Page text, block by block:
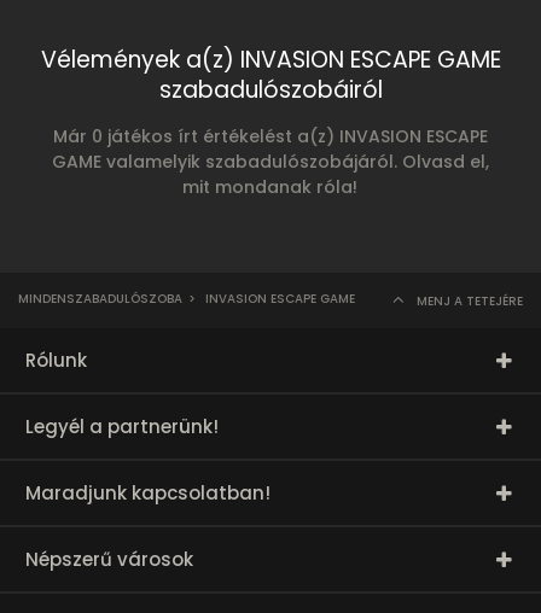
Vélemények a(z) INVASION ESCAPE GAME
szabadulószobáiról
Már 0 játékos írt értékelést a(z) INVASION ESCAPE
GAME valamelyik szabadulószobájáról. Olvasd el,
mit mondanak róla!
MINDENSZABADULÓSZOBA > INVASION ESCAPE GAME MENJ A TETEJÉRE
Rólunk
Legyél a partnerünk!
Maradjunk kapcsolatban!
Népszerű városok